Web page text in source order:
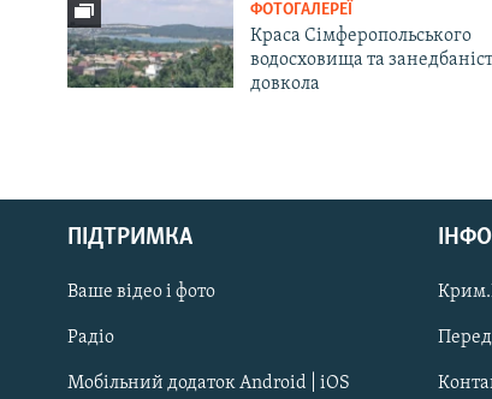
Русский
Qırımtatar
ДОЛУЧАЙСЯ!
ФОТОГАЛЕРЕЇ
Краса Сімферопольського
водосховища та
довкола
ПІДТРИМКА
Ваше відео і фото
Радіо
Мобільний додаток Android | iOS
ІНФО